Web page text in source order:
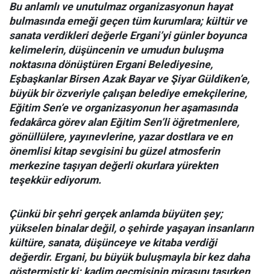
Bu anlamlı ve unutulmaz organizasyonun hayat
bulmasında emeği geçen tüm kurumlara; kültür ve
sanata verdikleri değerle Ergani’yi günler boyunca
kelimelerin, düşüncenin ve umudun buluşma
noktasına dönüştüren Ergani Belediyesine,
Eşbaşkanlar Birsen Azak Bayar ve Şiyar Güldiken’e,
büyük bir özveriyle çalışan belediye emekçilerine,
Eğitim Sen’e ve organizasyonun her aşamasında
fedakârca görev alan Eğitim Sen’li öğretmenlere,
gönüllülere, yayınevlerine, yazar dostlara ve en
önemlisi kitap sevgisini bu güzel atmosferin
merkezine taşıyan değerli okurlara yürekten
teşekkür ediyorum.
Çünkü bir şehri gerçek anlamda büyüten şey;
yükselen binalar değil, o şehirde yaşayan insanların
kültüre, sanata, düşünceye ve kitaba verdiği
değerdir. Ergani, bu büyük buluşmayla bir kez daha
göstermiştir ki; kadim geçmişinin mirasını taşırken